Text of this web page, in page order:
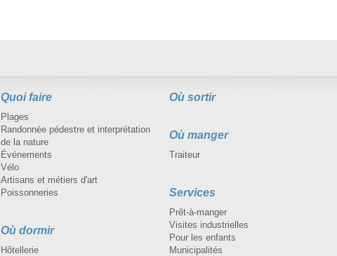
Quoi faire
Plages
Randonnée pédestre et interprétation
de la nature
Événements
Vélo
Artisans et métiers d'art
Poissonneries
Où dormir
Hôtellerie
Où sortir
Où manger
Traiteur
Services
Prêt-à-manger
Visites industrielles
Pour les enfants
Municipalités